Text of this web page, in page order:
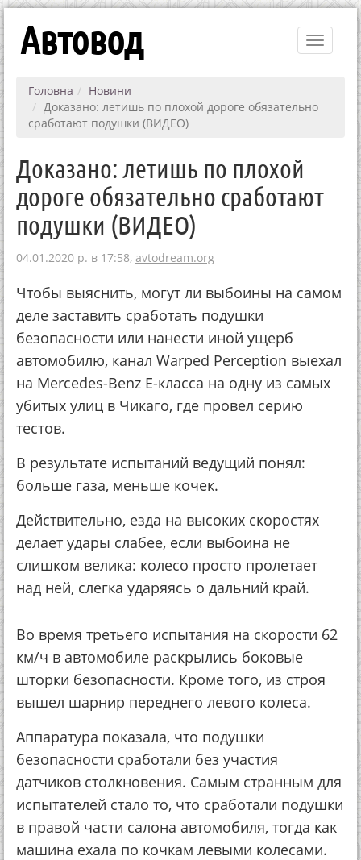
Toggle
Автовод
Головна
Новини
Доказано: летишь по плохой дороге обязательно
сработают подушки (ВИДЕО)
Доказано: летишь по плохой
дороге обязательно сработают
подушки (ВИДЕО)
04.01.2020 р. в 17:58, avtodream.org
Чтобы выяснить, могут ли выбоины на самом
деле заставить сработать подушки
безопасности или нанести иной ущерб
автомобилю, канал Warped Perception выехал
на Mercedes-Benz E-класса на одну из самых
убитых улиц в Чикаго, где провел серию
тестов.
В результате испытаний ведущий понял:
больше газа, меньше кочек.
Действительно, езда на высоких скоростях
делает удары слабее, если выбоина не
слишком велика: колесо просто пролетает
над ней, слегка ударяясь о дальний край.
Во время третьего испытания на скорости 62
км/ч в автомобиле раскрылись боковые
шторки безопасности. Кроме того, из строя
вышел шарнир переднего левого колеса.
Аппаратура показала, что подушки
безопасности сработали без участия
датчиков столкновения. Самым странным для
испытателей стало то, что сработали подушки
в правой части салона автомобиля, тогда как
машина ехала по кочкам левыми колесами.